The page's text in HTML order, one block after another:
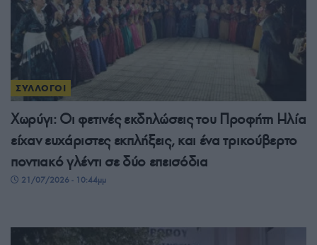
ΣΥΛΛΟΓΟΙ
Χωρύγι: Οι φετινές εκδηλώσεις του Προφήτη Ηλία
είχαν ευχάριστες εκπλήξεις, και ένα τρικούβερτο
ποντιακό γλέντι σε δύο επεισόδια
21/07/2026 - 10:44μμ